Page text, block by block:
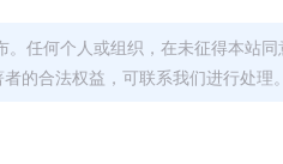
任何个人或组织，在未征得本站
的合法权益，可联系我们进行处理。